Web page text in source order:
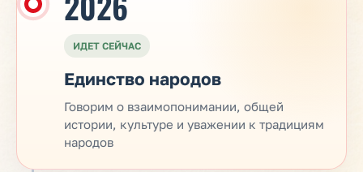
ИДЕТ СЕЙЧАС
Единство народов
Говорим о взаимопонимании, общей
истории, культуре и уважении к традициям
народов